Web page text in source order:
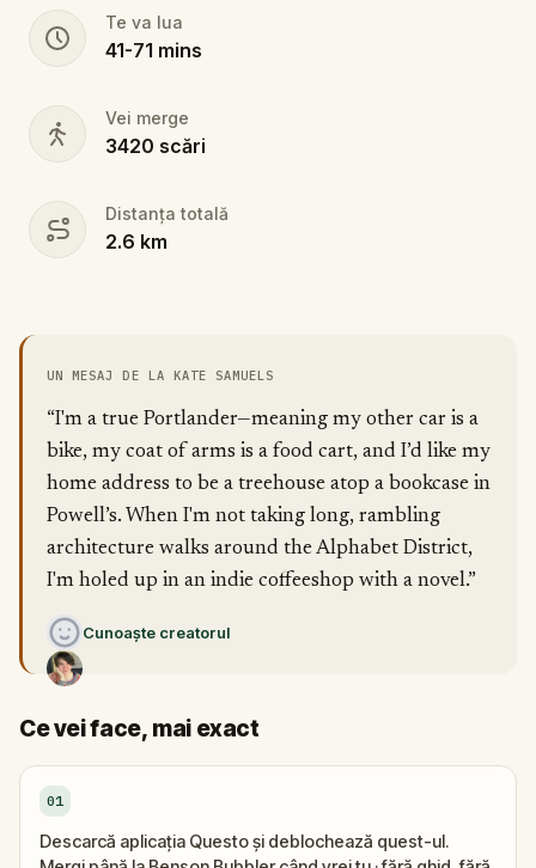
Te va lua
41-71 mins
Vei merge
3420 scări
Distanța totală
2.6 km
UN MESAJ DE LA KATE SAMUELS
“I'm a true Portlander—meaning my other car is a
bike, my coat of arms is a food cart, and I’d like my
home address to be a treehouse atop a bookcase in
Powell’s. When I'm not taking long, rambling
architecture walks around the Alphabet District,
I'm holed up in an indie coffeeshop with a novel.”
Cunoaște creatorul
Ce vei face, mai exact
01
Descarcă aplicația Questo și deblochează quest-ul.